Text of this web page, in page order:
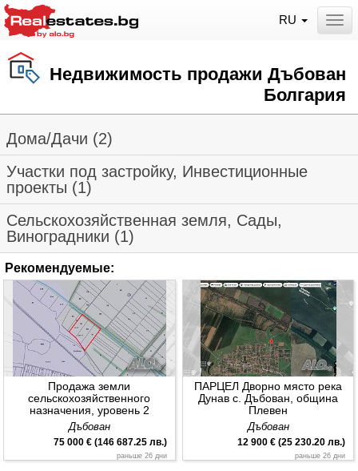
RU
Недвижимость продажи Дъбован
Болгария
Дома/Дачи (2)
Участки под застройку, Инвестиционные
проекты (1)
Сельскохозяйственная земля, Сады,
Виноградники (1)
Рекомендуемые:
75 000 € (146 687.25 лв.)
раньше 26 дни
Продажа земли
сельскохозяйственного
назначения, уровень 2
категория
Дъбован
12 900 € (25 230.20 лв.)
раньше 26 дни
ПАРЦЕЛ Дворно място река
Дунав с. Дъбован, община
Плевен
Дъбован